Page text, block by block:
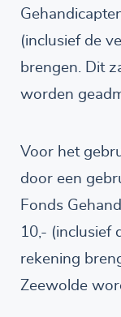
(inclusief de
brengen. Dit
worden
Voor het
door een
Fonds
10,- (inclusief
rekening
Zeewolde